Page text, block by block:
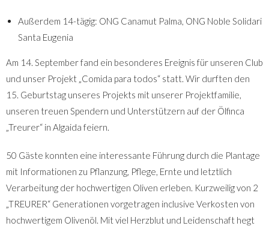
Außerdem 14-tägig: ONG Canamut Palma, ONG Noble Solidari
Santa Eugenia
Am 14. September fand ein besonderes Ereignis für unseren Club
und unser Projekt „Comida para todos“ statt. Wir durften den
15. Geburtstag unseres Projekts mit unserer Projektfamilie,
unseren treuen Spendern und Unterstützern auf der Ölfinca
„Treurer“ in Algaida feiern.
50 Gäste konnten eine interessante Führung durch die Plantage
mit Informationen zu Pflanzung, Pflege, Ernte und letztlich
Verarbeitung der hochwertigen Oliven erleben. Kurzweilig von 2
„TREURER“ Generationen vorgetragen inclusive Verkosten von
hochwertigem Olivenöl. Mit viel Herzblut und Leidenschaft hegt